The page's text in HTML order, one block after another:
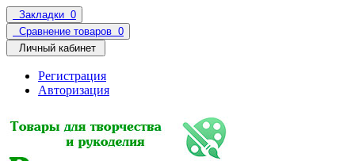
Закладки 0
Сравнение товаров 0
Личный кабинет
Регистрация
Авторизация